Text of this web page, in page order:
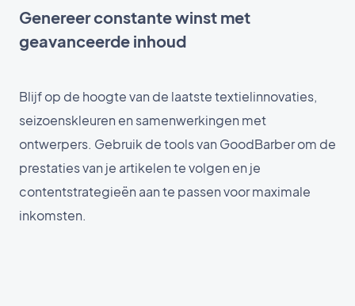
Genereer constante winst met
geavanceerde inhoud
Blijf op de hoogte van de laatste textielinnovaties,
seizoenskleuren en samenwerkingen met
ontwerpers. Gebruik de tools van GoodBarber om de
prestaties van je artikelen te volgen en je
contentstrategieën aan te passen voor maximale
inkomsten.